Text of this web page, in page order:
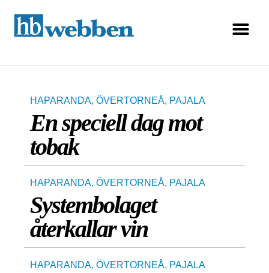
HAPARANDA, ÖVERTORNEÅ, PAJALA
En speciell dag mot
tobak
HAPARANDA, ÖVERTORNEÅ, PAJALA
Systembolaget
återkallar vin
HAPARANDA, ÖVERTORNEÅ, PAJALA